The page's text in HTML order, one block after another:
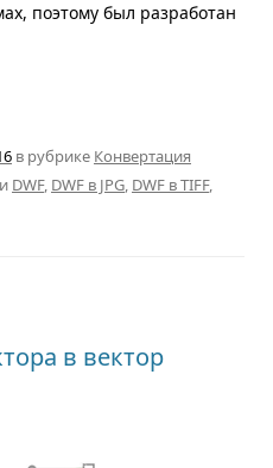
поэтому был разработан
в рубрике Конвертация
DWF, DWF в JPG, DWF в TIFF,
в вектор